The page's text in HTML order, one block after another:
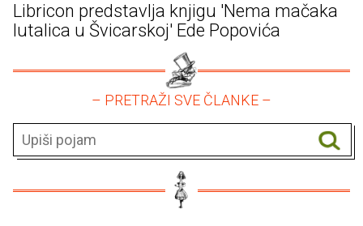
Libricon predstavlja knjigu 'Nema mačaka
lutalica u Švicarskoj' Ede Popovića
– PRETRAŽI SVE ČLANKE –